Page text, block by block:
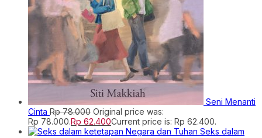
Seni Menanti
Cinta Rp78.000 Original price was:
Rp 78.000.Rp 62.400Current price is: Rp 62.400.
Seks dalam